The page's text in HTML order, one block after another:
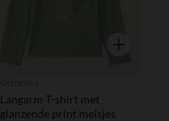
Snel
Langarm T-shirt met
glanzende print meisjes